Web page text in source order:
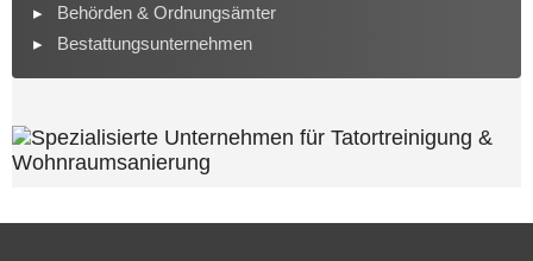
Behörden & Ordnungsämter
Bestattungsunternehmen